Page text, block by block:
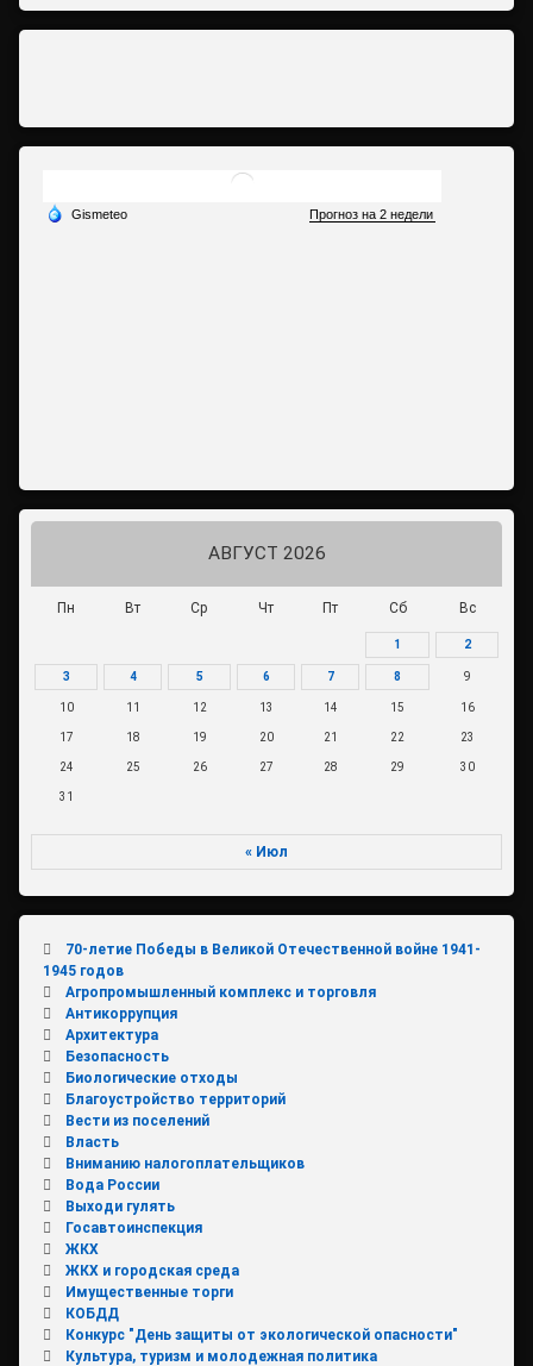
АВГУСТ 2026
Пн Вт Ср Чт Пт Сб Вс
1 2
3 4 5 6 7 8 9
10 11 12 13 14 15 16
17 18 19 20 21 22 23
24 25 26 27 28 29 30
31
« Июл
70-летие Победы в Великой Отечественной войне 1941-
1945 годов
Агропромышленный комплекс и торговля
Антикоррупция
Архитектура
Безопасность
Биологические отходы
Благоустройство территорий
Вести из поселений
Власть
Вниманию налогоплательщиков
Вода России
Выходи гулять
Госавтоинспекция
ЖКХ
ЖКХ и городская среда
Имущественные торги
КОБДД
Конкурс "День защиты от экологической опасности"
Культура, туризм и молодежная политика